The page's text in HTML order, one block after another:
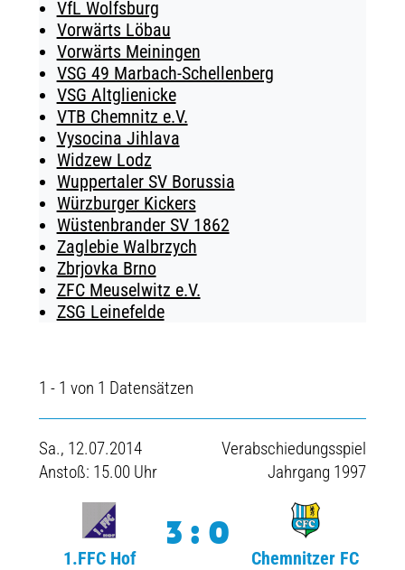
VfL Wolfsburg
Vorwärts Löbau
Vorwärts Meiningen
VSG 49 Marbach-Schellenberg
VSG Altglienicke
VTB Chemnitz e.V.
Vysocina Jihlava
Widzew Lodz
Wuppertaler SV Borussia
Würzburger Kickers
Wüstenbrander SV 1862
Zaglebie Walbrzych
Zbrjovka Brno
ZFC Meuselwitz e.V.
ZSG Leinefelde
1 - 1 von 1 Datensätzen
Sa., 12.07.2014
Anstoß: 15.00 Uhr
Verabschiedungsspiel
Jahrgang 1997
1.FFC Hof
3:0
Chemnitzer FC